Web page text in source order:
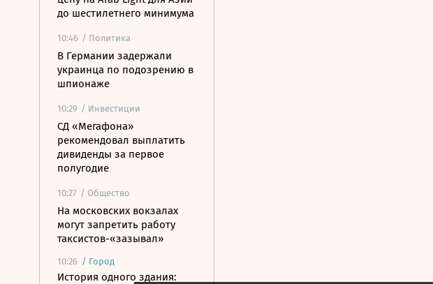
до шестилетнего минимума
10:46 / Политика
В Германии задержали
украинца по подозрению в
шпионаже
10:29 / Инвестиции
СД «Мегафона»
рекомендовал выплатить
дивиденды за первое
полугодие
10:27 / Общество
На московских вокзалах
могут запретить работу
таксистов-«зазывал»
10:26 / Город
История одного здания: